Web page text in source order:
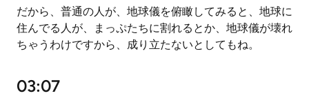
だから、普通の人が、地球儀を俯瞰してみると、地球に
住んでる人が、まっぷたちに割れるとか、地球儀が壊れ
ちゃうわけですから、成り立たないとしてもね。
03:07